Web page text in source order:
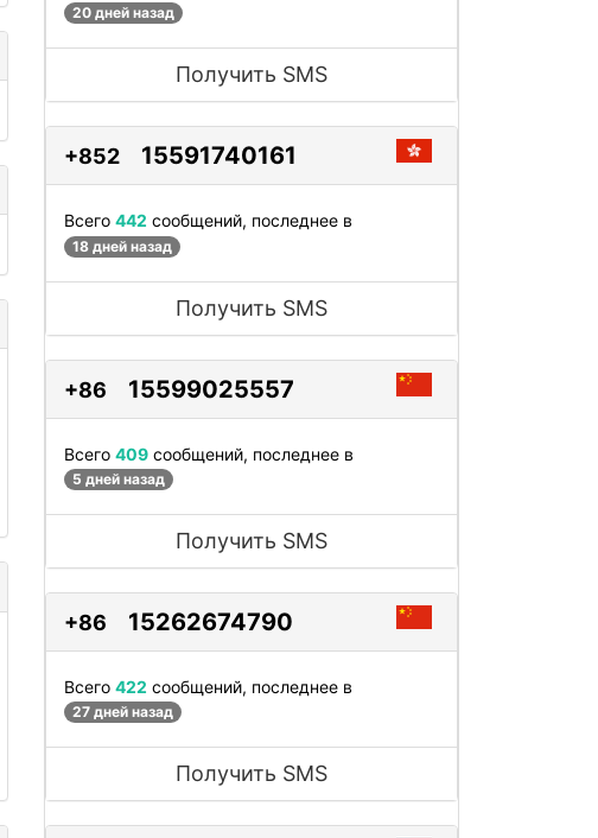
20 дней назад
Получить SMS
+852 15591740161
Всего 442 сообщений, последнее в
18 дней назад
Получить SMS
+86 15599025557
Всего 409 сообщений, последнее в
5 дней назад
Получить SMS
+86 15262674790
Всего 422 сообщений, последнее в
27 дней назад
Получить SMS